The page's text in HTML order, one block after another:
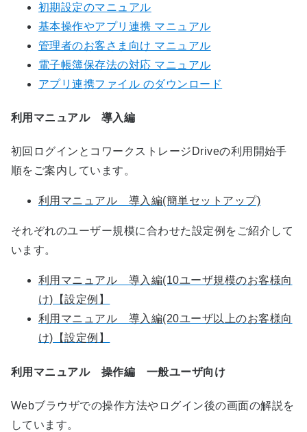
初期設定のマニュアル
基本操作やアプリ連携 マニュアル
管理者のお客さま向け マニュアル
電子帳簿保存法の対応 マニュアル
アプリ連携ファイル のダウンロード
利用マニュアル 導入編
初回ログインとコワークストレージDriveの利用開始手
順をご案内しています。
利用マニュアル 導入編(簡単セットアップ)
それぞれのユーザー規模に合わせた設定例をご紹介して
います。
利用マニュアル 導入編(10ユーザ規模のお客様向
け)【設定例】
利用マニュアル 導入編(20ユーザ以上のお客様向
け)【設定例】
利用マニュアル 操作編 一般ユーザ向け
Webブラウザでの操作方法やログイン後の画面の解説を
しています。